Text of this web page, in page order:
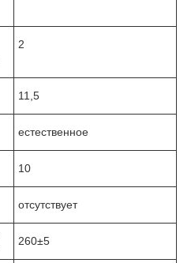
2
11,5
естественное
10
отсутствует
260±5